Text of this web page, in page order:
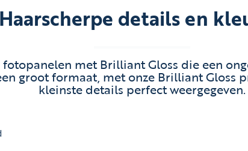
Haarscherpe details en
met Brilliant Gloss die een
groot formaat, met onze Brilliant Gloss
kleinste details perfect weergegeven.